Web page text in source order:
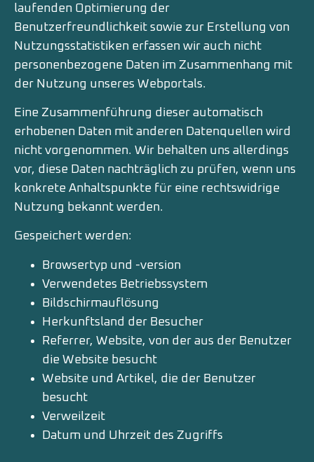
laufenden Optimierung der
Benutzerfreundlichkeit sowie zur Erstellung von
Nutzungsstatistiken erfassen wir auch nicht
personenbezogene Daten im Zusammenhang mit
der Nutzung unseres Webportals.
Eine Zusammenführung dieser automatisch
erhobenen Daten mit anderen Datenquellen wird
nicht vorgenommen. Wir behalten uns allerdings
vor, diese Daten nachträglich zu prüfen, wenn uns
konkrete Anhaltspunkte für eine rechtswidrige
Nutzung bekannt werden.
Gespeichert werden:
Browsertyp und -version
Verwendetes Betriebssystem
Bildschirmauflösung
Herkunftsland der Besucher
Referrer, Website, von der aus der Benutzer
die Website besucht
Website und Artikel, die der Benutzer
besucht
Verweilzeit
Datum und Uhrzeit des Zugriffs